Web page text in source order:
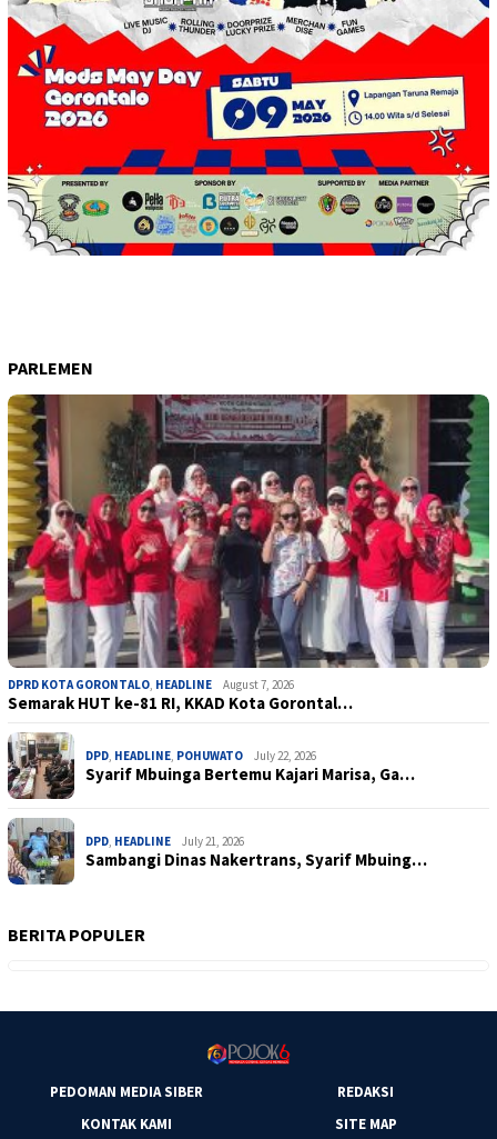
PARLEMEN
DPRD KOTA GORONTALO, HEADLINE August 7, 2026
Semarak HUT ke-81 RI, KKAD Kota Gorontal…
DPD, HEADLINE, POHUWATO July 22, 2026
Syarif Mbuinga Bertemu Kajari Marisa, Ga…
DPD, HEADLINE July 21, 2026
Sambangi Dinas Nakertrans, Syarif Mbuing…
BERITA POPULER
PEDOMAN MEDIA SIBER
REDAKSI
KONTAK KAMI
SITE MAP